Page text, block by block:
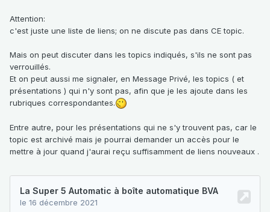
Attention:
c'est juste une liste de liens; on ne discute pas dans CE topic.
Mais on peut discuter dans les topics indiqués, s'ils ne sont pas
verrouillés.
Et on peut aussi me signaler, en Message Privé, les topics ( et
présentations ) qui n'y sont pas, afin que je les ajoute dans les
rubriques correspondantes.
Entre autre, pour les présentations qui ne s'y trouvent pas, car le
topic est archivé mais je pourrai demander un accès pour le
mettre à jour quand j'aurai reçu suffisamment de liens nouveaux .